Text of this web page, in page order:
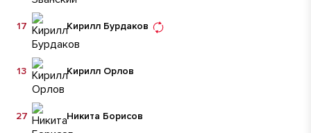
Кирилл Бурдаков
17
Кирилл Орлов
13
Никита Борисов
27